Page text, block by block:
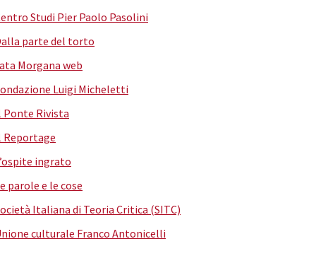
Studi Pier Paolo Pasolini
parte del torto
Morgana web
Luigi Micheletti
Ponte Rivista
Reportage
ingrato
parole e le cose
Italiana di Teoria Critica (SITC)
culturale Franco Antonicelli